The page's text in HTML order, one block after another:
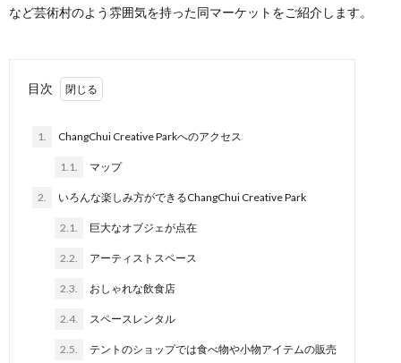
など芸術村のよう雰囲気を持った同マーケットをご紹介します。
目次
1. ChangChui Creative Parkへのアクセス
1.1. マップ
2. いろんな楽しみ方ができるChangChui Creative Park
2.1. 巨大なオブジェが点在
2.2. アーティストスペース
2.3. おしゃれな飲食店
2.4. スペースレンタル
2.5. テントのショップでは食べ物や小物アイテムの販売